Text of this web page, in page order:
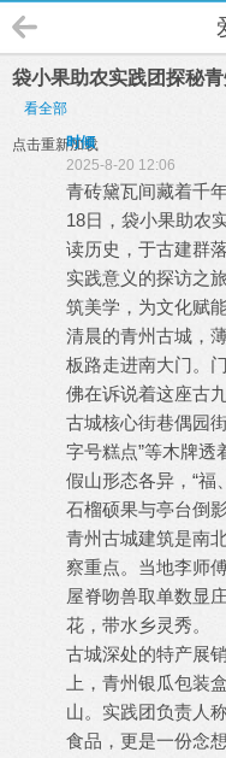
袋小果助农实践团探秘
看全部
点击重新加载
时倾
2025-8-20 12:06
青砖黛瓦间藏着千
18日，袋小果助农
读历史，于古建群
实践意义的探访之
筑美学，为文化赋
清晨的青州古城，
板路走进南大门。
佛在诉说着这座古
古城核心街巷偶园
字号糕点”等木牌透
假山形态各异，“福
石榴硕果与亭台倒
青州古城建筑是南
察重点。当地李师
屋脊吻兽取单数显
花，带水乡灵秀。
古城深处的特产展
上，青州银瓜包装
山。实践团负责人
食品，更是一份念